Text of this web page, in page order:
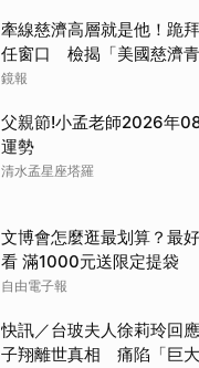
牽線慈濟高層就是他！跪
任窗口 檢揭「美國慈濟青
網絡
鏡報
父親節!小孟老師2026年
運勢
清水孟星座塔羅
文博會怎麼逛最划算？最
看 滿1000元送限定提袋
自由電子報
快訊／台玻夫人徐莉玲回
子翔離世真相 痛陷「巨